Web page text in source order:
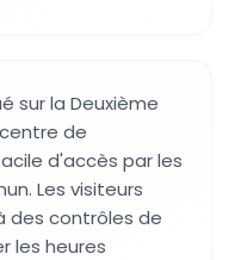
sur la Deuxième
de
d'accès par les
Les visiteurs
des contrôles de
les heures